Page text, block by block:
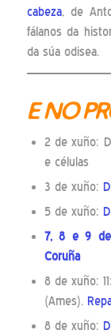
cabeza, de
fálanos da
da súa odisea.
E NO
2 de xuño:
e células
3 de xuño:
5 de xuño:
7, 8 e 9
Coruña
8 de xuño:
(Ames).
8 de xuño: